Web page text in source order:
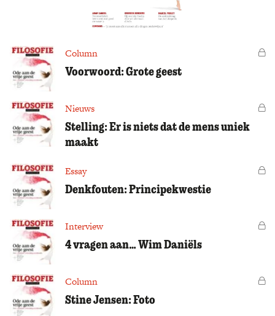
Column
Voorwoord: Grote geest
Nieuws
Stelling: Er is niets dat de mens uniek
maakt
Essay
Denkfouten: Principekwestie
Interview
4 vragen aan… Wim Daniëls
Column
Stine Jensen: Foto